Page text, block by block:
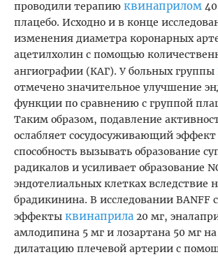
проводили терапию квинаприлом
плацебо. Исходно и в конце
изменения диаметра коронарных
ацетилхолин с помощью
ангиографии (КАГ). У больных группы
отмечено значительное улучшение
функции по сравнению с группой
Таким образом, подавление
ослабляет сосудосуживающий
способность вызывать образование
радикалов и усиливает образование
эндотелиальных клетках вследствие
брадикинина. В исследовании BANFF
эффекты квинаприла 20 мг,
амлодипина 5 мг и лозартана 50 мг
дилатацию плечевой артерии с